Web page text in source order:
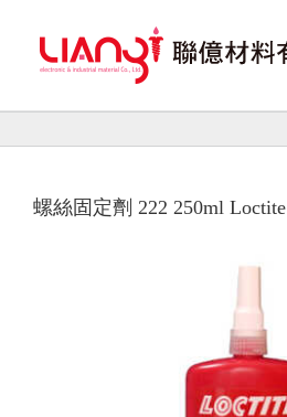
content
螺絲固定劑 222 250ml Loctite